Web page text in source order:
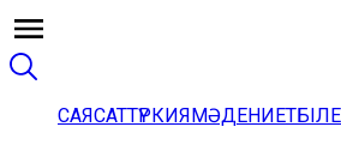
САЯСАТТҮРКИЯМӘДЕНИЕТ